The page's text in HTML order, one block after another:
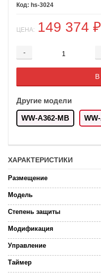
hs-3024
ЦЕНА: 149 374 ₽
-
В
Другие модели
WW-A362-MB
ХАРАКТЕРИСТИКИ
Размещение
Модель
Степень защиты
Модификация
Управление
Таймер